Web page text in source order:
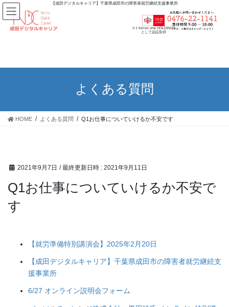
【成田デジタルキャリア】千葉県成田市の障害者就労継続支援事業所
※J forces one HOLDINGS
として認証取得
よくある質問
HOME よくある質問 Q1お仕事についていけるか不安です
2021年9月7日 / 最終更新日時 : 2021年9月11日
Q1お仕事についていけるか不安で
す
【就労準備特別講演会】2025年2月20日
【成田デジタルキャリア】千葉県成田市の障害者就労継続支
援事業所
6/27 オンライン説明会フォーム